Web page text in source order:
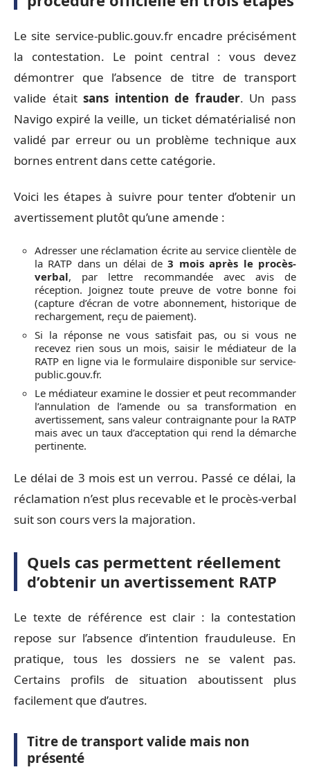
Le site service-public.gouv.fr encadre précisément
la contestation. Le point central : vous devez
démontrer que l’absence de titre de transport
valide étaitsans intention de frauder. Un pass
Navigo expiré la veille, un ticket dématérialisé non
validé par erreur ou un problème technique aux
bornes entrent dans cette catégorie.
Voici les étapes à suivre pour tenter d’obtenir un
avertissement plutôt qu’une amende :
Adresser une réclamation écrite au service clientèle de
la RATP dans un délai de3 mois après le procès-
verbal, par lettre recommandée avec avis de
réception. Joignez toute preuve de votre bonne foi
(capture d’écran de votre abonnement, historique de
rechargement, reçu de paiement).
Si la réponse ne vous satisfait pas, ou si vous ne
recevez rien sous un mois, saisir le médiateur de la
RATP en ligne via le formulaire disponible sur service-
public.gouv.fr.
Le médiateur examine le dossier et peut recommander
l’annulation de l’amende ou sa transformation en
avertissement, sans valeur contraignante pour la RATP
mais avec un taux d’acceptation qui rend la démarche
pertinente.
Le délai de 3 mois est un verrou. Passé ce délai, la
réclamation n’est plus recevable et le procès-verbal
suit son cours vers la majoration.
Quels cas permettent réellement
d’obtenir un avertissement RATP
Le texte de référence est clair : la contestation
repose sur l’absence d’intention frauduleuse. En
pratique, tous les dossiers ne se valent pas.
Certains profils de situation aboutissent plus
facilement que d’autres.
Titre de transport valide mais non
présenté